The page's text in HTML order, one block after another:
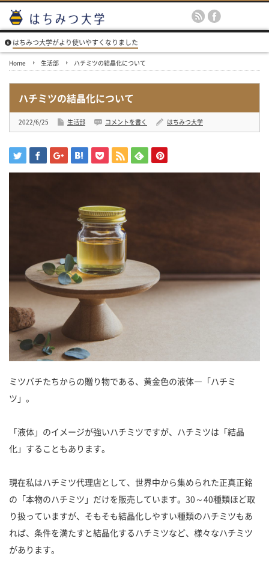
はちみつ大学がより使いやすくなりました
Home 生活部 ハチミツの結晶化について
ハチミツの結晶化について
2022/6/25 生活部 コメントを書く はちみつ大学
ミツバチたちからの贈り物である、黄金色の液体―「ハチミ
ツ」。
「液体」のイメージが強いハチミツですが、ハチミツは「結晶
化」することもあります。
現在私はハチミツ代理店として、世界中から集められた正真正銘
の「本物のハチミツ」だけを販売しています。30～40種類ほど取
り扱っていますが、そもそも結晶化しやすい種類のハチミツもあ
れば、条件を満たすと結晶化するハチミツなど、様々なハチミツ
があります。